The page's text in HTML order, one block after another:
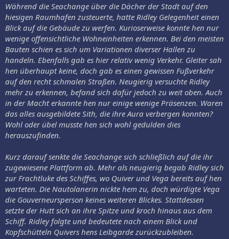
Während die Seachange über die Dächer der Stadt auf den
hiesigen Raumhafen zusteuerte, hatte Ridley Gelegenheit einen
Blick auf die Gebäude zu werfen. Kurioserweise konnte hen nur
wenige offensichtliche Wohneinheiten erkennen. Bei den meisten
Bauten schien es sich um Variationen diverser Hallen zu
handeln. Ebenfalls gab es hier relativ wenig Verkehr. Gleiter sah
hen überhaupt keine, doch gab es einen gewissen Fußverkehr
auf den recht schmalen Straßen. Neugierig versuchte Ridley
mehr zu erkennen, befand sich dafür jedoch zu weit oben. Auch
in der Macht erkannte hen nur einige wenige Präsenzen. Waren
das alles ausgebildete Sith, die ihre Aura verbergen konnten?
Wohl oder übel musste hen sich wohl gedulden dies
herauszufinden.
Kurz darauf senkte die Seachange sich schließlich auf die ihr
zugewiesene Plattform ab. Mehr als neugierig begab Ridley sich
zur Frachtluke des Schiffes, wo Quiver und Vega bereits auf hen
warteten. Die Nautolanerin nickte hem zu, doch würdigte Vega
die Gouverneursperson keines weiteren Blickes. Stattdessen
setzte der Hutt sich an ihre Spitze und kroch hinaus aus dem
Schiff. Ridley folgte und bedeutete nach einem Blick und
Kopfschütteln Quivers hens Leibgarde zurückzubleiben.